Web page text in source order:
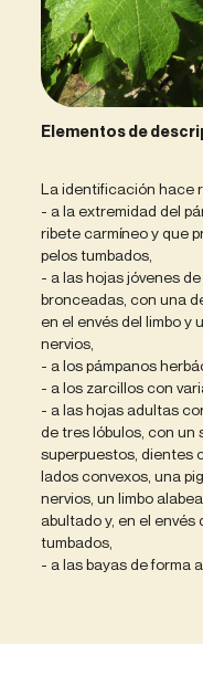
Elementos de
La identificación hace
- a la extremidad del
ribete carmíneo y que
pelos tumbados,
- a las hojas jóvenes
bronceadas, con una
en el envés del limbo y
nervios,
- a los pámpanos
- a los zarcillos con
- a las hojas adultas
de tres lóbulos, con un
superpuestos, dientes
lados convexos, una
nervios, un limbo
abultado y, en el envés
tumbados,
- a las bayas de forma